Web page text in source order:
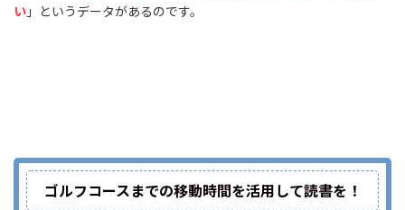
い 」というデータがあるのです。
ゴルフコースまでの移動時間を活用して読書を！